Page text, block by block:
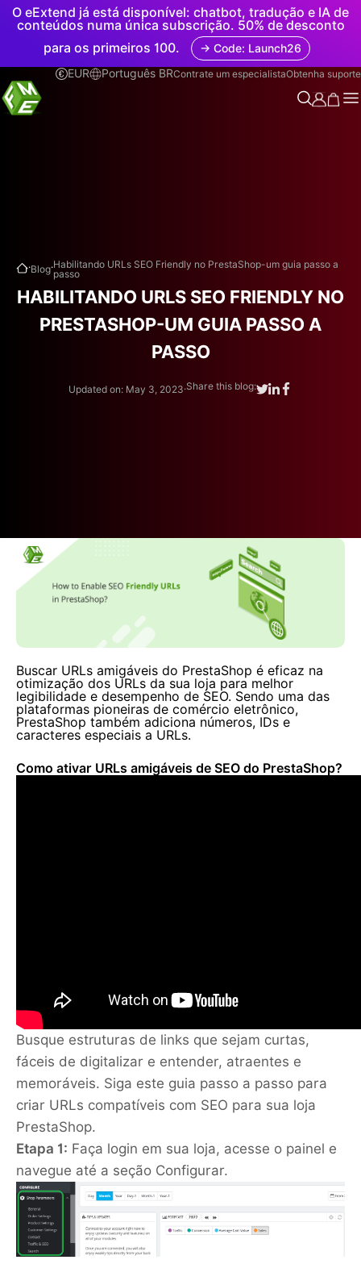
O eExtend já está disponível: chatbot, tradução e IA de
conteúdos numa única subscrição. 50% de desconto
para os primeiros 100.
→ Code: Launch26
EUR
Português BRContrate um especialistaObtenha suporte
.Blog.Habilitando URLs SEO Friendly no PrestaShop-um guia passo a
passo
HABILITANDO URLS SEO FRIENDLY NO
PRESTASHOP-UM GUIA PASSO A
PASSO
Updated on: May 3, 2023.Share this blog:
Buscar URLs amigáveis do PrestaShop é eficaz na
otimização dos URLs da sua loja para melhor
legibilidade e desempenho de SEO. Sendo uma das
plataformas pioneiras de comércio eletrônico,
PrestaShop também adiciona números, IDs e
caracteres especiais a URLs.
Como ativar URLs amigáveis de SEO do PrestaShop?
Busque estruturas de links que sejam curtas,
fáceis de digitalizar e entender, atraentes e
memoráveis. Siga este guia passo a passo para
criar URLs compatíveis com SEO para sua loja
PrestaShop.
Etapa 1: Faça login em sua loja, acesse o painel e
navegue até a seção Configurar.